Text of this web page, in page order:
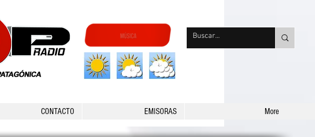
CONTACTO EMISORAS More